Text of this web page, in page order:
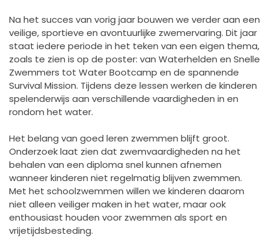
Na het succes van vorig jaar bouwen we verder aan een
veilige, sportieve en avontuurlijke zwemervaring. Dit jaar
staat iedere periode in het teken van een eigen thema,
zoals te zien is op de poster: van Waterhelden en Snelle
Zwemmers tot Water Bootcamp en de spannende
Survival Mission. Tijdens deze lessen werken de kinderen
spelenderwijs aan verschillende vaardigheden in en
rondom het water.
Het belang van goed leren zwemmen blijft groot.
Onderzoek laat zien dat zwemvaardigheden na het
behalen van een diploma snel kunnen afnemen
wanneer kinderen niet regelmatig blijven zwemmen.
Met het schoolzwemmen willen we kinderen daarom
niet alleen veiliger maken in het water, maar ook
enthousiast houden voor zwemmen als sport en
vrijetijdsbesteding.